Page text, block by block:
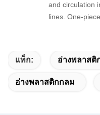
and circulation
lines. One-
แท็ก: อ่างพลาสติ
อ่างพลาสติกกลม